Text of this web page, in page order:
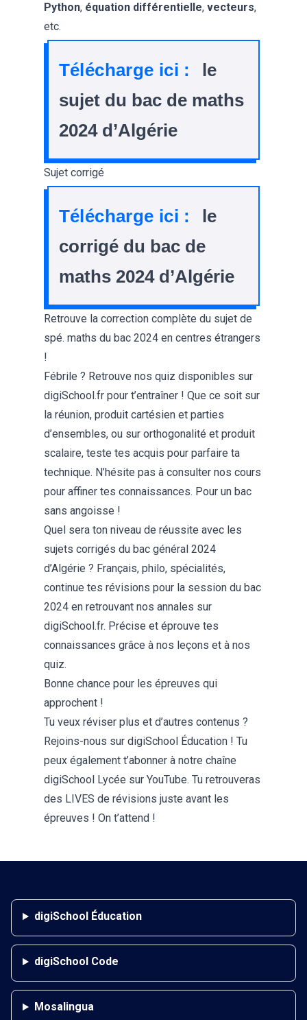
Python, équation différentielle, vecteurs,
etc.
Télécharge ici :
le
sujet du bac de maths
2024 d’Algérie
Sujet corrigé
Télécharge ici :
le
corrigé du bac de
maths 2024 d’Algérie
Retrouve la correction complète du sujet de
spé. maths du bac 2024 en centres étrangers
!
Fébrile ? Retrouve nos quiz disponibles sur
digiSchool.fr pour t’entraîner ! Que ce soit sur
la réunion, produit cartésien et parties
d’ensembles, ou sur orthogonalité et produit
scalaire, teste tes acquis pour parfaire ta
technique. N’hésite pas à consulter nos cours
pour affiner tes connaissances. Pour un bac
sans angoisse !
Quel sera ton niveau de réussite avec les
sujets corrigés du bac général 2024
d’Algérie ? Français, philo, spécialités,
continue tes révisions pour la session du bac
2024 en retrouvant nos annales sur
digiSchool.fr. Précise et éprouve tes
connaissances grâce à nos leçons et à nos
quiz.
Bonne chance pour les épreuves qui
approchent !
Tu veux réviser plus et d’autres contenus ?
Rejoins-nous sur digiSchool Éducation ! Tu
peux également t’abonner à notre chaîne
digiSchool Lycée sur YouTube. Tu retrouveras
des LIVES de révisions juste avant les
épreuves ! On t’attend !
digiSchool Éducation
digiSchool Code
Mosalingua